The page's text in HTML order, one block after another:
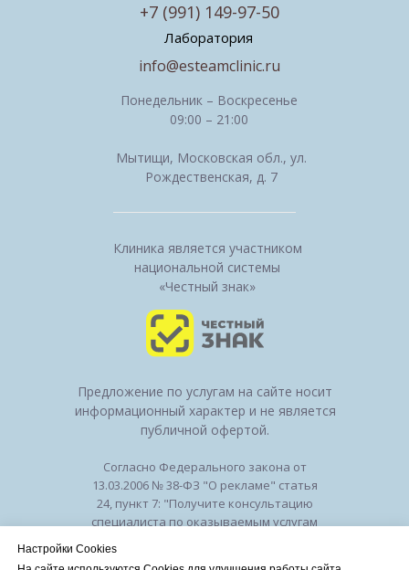
Клиника является участником
национальной системы
«Честный знак»
Понедельник – Воскресенье
09:00 – 21:00
Мытищи, Московская обл., ул.
Рождественская, д. 7
Лаборатория
info@esteamclinic.ru
+7 (991) 149-97-50
Предложение по услугам на сайте носит
информационный характер и не является
публичной офертой.
Согласно Федерального закона от
13.03.2006 № 38-ФЗ "О рекламе" статья
24, пункт 7: "Получите консультацию
специалиста по оказываемым услугам
Настройки Cookies